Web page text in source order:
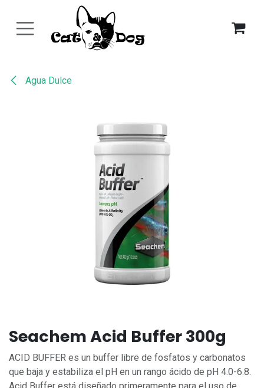
Agua Dulce
Seachem Acid Buffer 300g
ACID BUFFER es un buffer libre de fosfatos y carbonatos
que baja y estabiliza el pH en un rango ácido de pH 4.0-6.8.